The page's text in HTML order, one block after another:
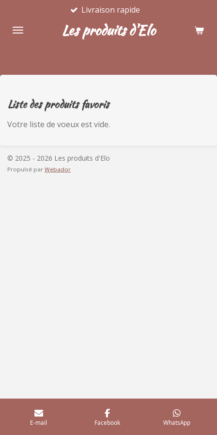
contenu
Les produits d'Elo
Livraison rapide
Liste des produits favoris
Votre liste de voeux est vide.
© 2025 - 2026 Les produits d'Elo
Propulsé par Webador
E-mail Facebook WhatsApp